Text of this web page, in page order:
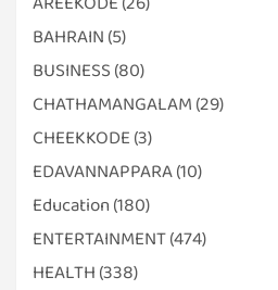
BAHRAIN (5)
BUSINESS (80)
CHATHAMANGALAM (29)
CHEEKKODE (3)
EDAVANNAPPARA(10)
Education (180)
ENTERTAINMENT(474)
HEALTH (338)